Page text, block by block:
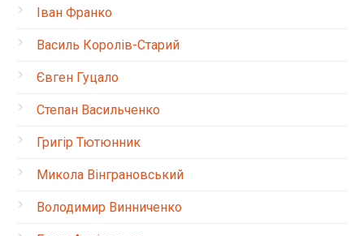
Іван Франко
Василь Королів-Старий
Євген Гуцало
Степан Васильченко
Григір Тютюнник
Микола Вінграновський
Володимир Винниченко